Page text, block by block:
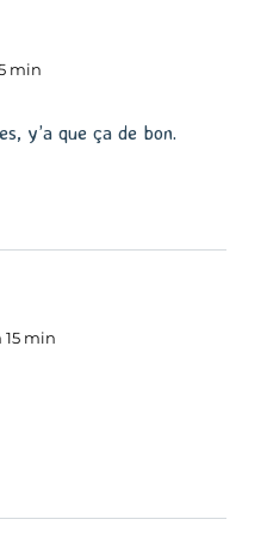
min
y’a que ça de bon.
15 min